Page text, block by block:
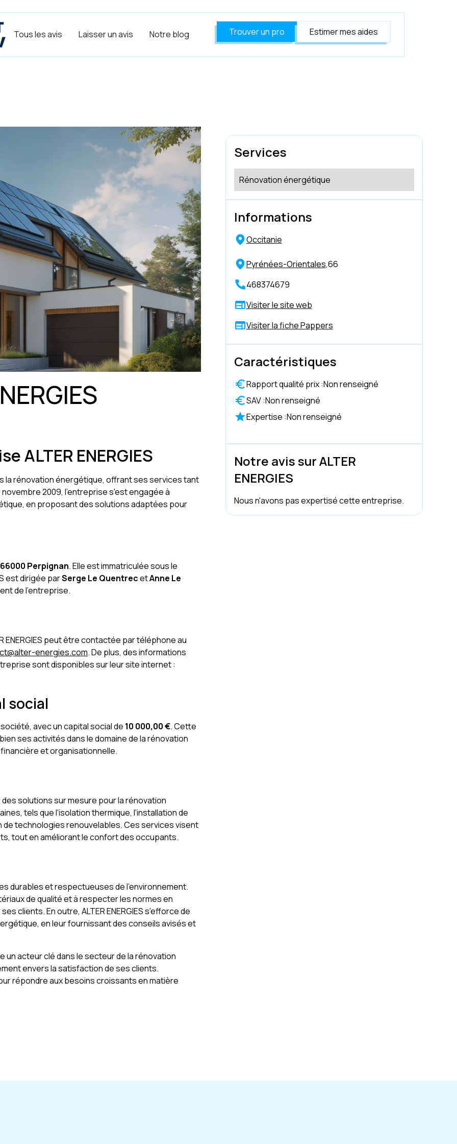
Tous les avis Laisser un avis Notre blog Trouver un pro Estimer mes aides
ALTER ENERGIES
la rénovation énergétique, offrant ses services tant
2009, l'entreprise s'est engagée à
en proposant des solutions adaptées pour
Perpignan. Elle est immatriculée sous le
est dirigée parSerge Le QuentrecetAnne Le
de l'entreprise.
ENERGIES peut être contactée par téléphone au
energies.com. De plus, des informations
sont disponibles sur leur site internet :
social
avec un capital social de 10 000,00 €. Cette
ses activités dans le domaine de la rénovation
et organisationnelle.
des solutions sur mesure pour la rénovation
tels que l'isolation thermique, l'installation de
technologies renouvelables. Ces services visent
tout en améliorant le confort des occupants.
durables et respectueuses de l'environnement.
de qualité et à respecter les normes en
clients. En outre, ALTER ENERGIES s'efforce de
en leur fournissant des conseils avisés et
un acteur clé dans le secteur de la rénovation
envers la satisfaction de ses clients.
répondre aux besoins croissants en matière
Services
Rénovation énergétique
Informations
Occitanie
Pyrénées-Orientales,66
468374679
Visiter le site web
Visiter la fiche Pappers
Caractéristiques
Rapport qualité prix :Non renseigné
SAV :Non renseigné
Expertise :Non renseigné
Notre avis sur ALTER
ENERGIES
Nous n'avons pas expertisé cette entreprise.